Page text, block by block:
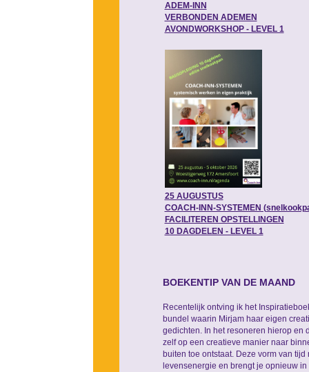
ADEM-INN
VERBONDEN ADEMEN
AVONDWORKSHOP - LEVEL 1
25 AUGUSTUS
COACH-INN-SYSTEMEN
FACILITEREN OPSTELLINGEN
10 DAGDELEN - LEVEL 1
BOEKENTIP VAN DE MAAND
Recentelijk ontving ik het
bundel waarin Mirjam haar eigen
gedichten. In het resoneren hierop en
zelf op een creatieve manier naar
buiten toe ontstaat. Deze vorm van
levensenergie en brengt je opnieuw